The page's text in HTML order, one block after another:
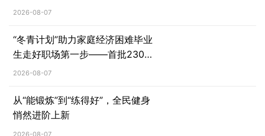
长征路”实践团走进红光村
2026-08-07
“冬青计划”助力家庭经济困难毕业
生走好职场第一步——首批2300
余名大学生受益于就业帮扶项目
2026-08-07
从“能锻炼”到“练得好”，全民健身
悄然进阶上新
2026-08-07